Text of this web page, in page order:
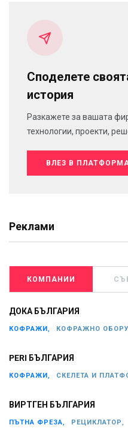
Споделете
история
Разкажете за вашата
технологии, проекти,
ВЛЕЗ В
Реклами
КОМПАНИИ
ДОКА БЪЛГАРИЯ
КОФРАЖИ, КОФРАЖНО
PERI БЪЛГАРИЯ
КОФРАЖИ, СКЕЛЕТА И
ВИРТГЕН БЪЛГАРИЯ
ПЪТНА ФРЕЗА, РЕЦИКЛАТОР,